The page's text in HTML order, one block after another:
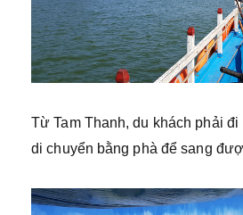
Từ Tam Thanh, du khách phải đi
di chuyển bằng phà để sang